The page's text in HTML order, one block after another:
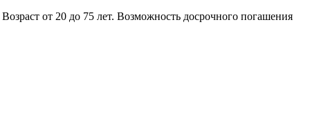
Возраст от 20 до 75 лет. Возможность досрочного погашения